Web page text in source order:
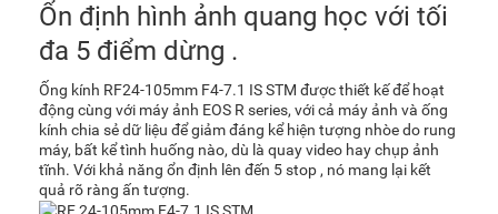
Ổn định hình ảnh quang học với tối
đa 5 điểm dừng .
Ống kính RF24-105mm F4-7.1 IS STM được thiết kế để hoạt
động cùng với máy ảnh EOS R series, với cả máy ảnh và ống
kính chia sẻ dữ liệu để giảm đáng kể hiện tượng nhòe do rung
máy, bất kể tình huống nào, dù là quay video hay chụp ảnh
tĩnh. Với khả năng ổn định lên đến 5 stop , nó mang lại kết
quả rõ ràng ấn tượng.